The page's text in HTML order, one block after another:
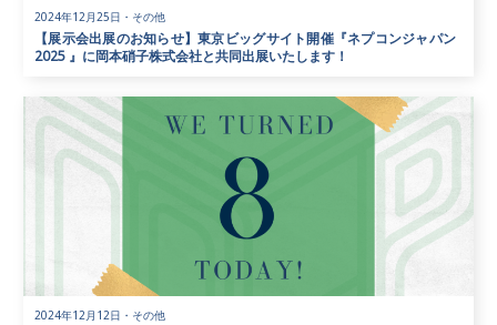
2024年12月25日 ・ その他
【展示会出展のお知らせ】東京ビッグサイト開催『ネプコンジャパン
2025 』に岡本硝子株式会社と共同出展いたします！
2024年12月12日 ・ その他